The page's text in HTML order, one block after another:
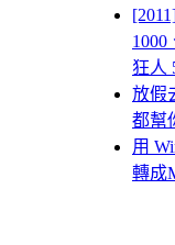
狂人
放假
都幫
用
轉成